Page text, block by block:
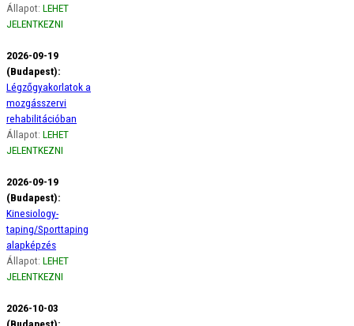
Állapot: LEHET
JELENTKEZNI
2026-09-19
(Budapest):
Légzőgyakorlatok a
mozgásszervi
rehabilitációban
Állapot: LEHET
JELENTKEZNI
2026-09-19
(Budapest):
Kinesiology-
taping/Sporttaping
alapképzés
Állapot: LEHET
JELENTKEZNI
2026-10-03